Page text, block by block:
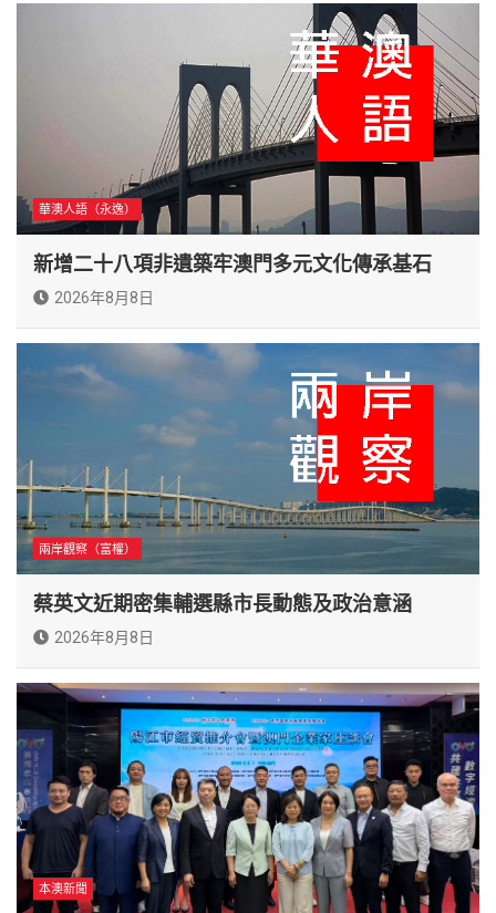
華澳人語（永逸）
新增二十八項非遺築牢澳門多元文化傳承基石
2026年8月8日
兩岸觀察（富權）
蔡英文近期密集輔選縣市長動態及政治意涵
2026年8月8日
本澳新聞